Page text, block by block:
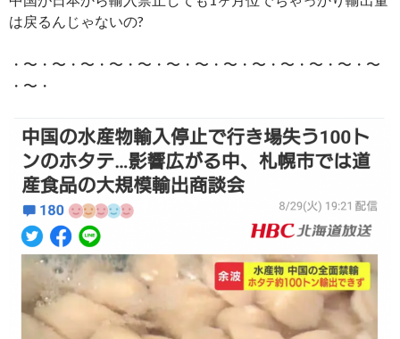
は戻るんじゃないの?
・〜・〜・〜・〜・〜・〜・〜・〜・〜・〜・〜・〜・〜
・〜・